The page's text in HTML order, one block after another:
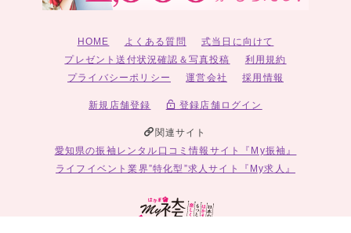
HOME よくある質問
式当日に向けて
プレゼント送付状況確認＆写真投稿
利用規約
プライバシーポリシー
運営会社 採用情報
新規店舗登録 登録店舗ログイン
関連サイト
愛知県の振袖レンタル口コミ情報サイト『My振袖』
ライフイベント業界”特化型”求人サイト『My求人』